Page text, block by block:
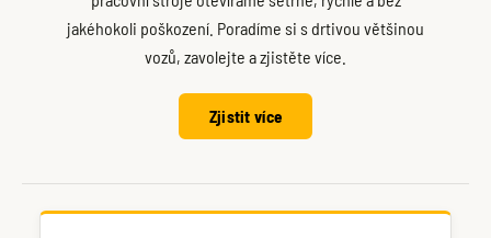
jakéhokoli poškození. Poradíme si s drtivou většinou
vozů, zavolejte a zjistěte více.
Zjistit více